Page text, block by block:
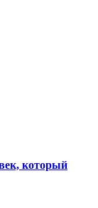
который